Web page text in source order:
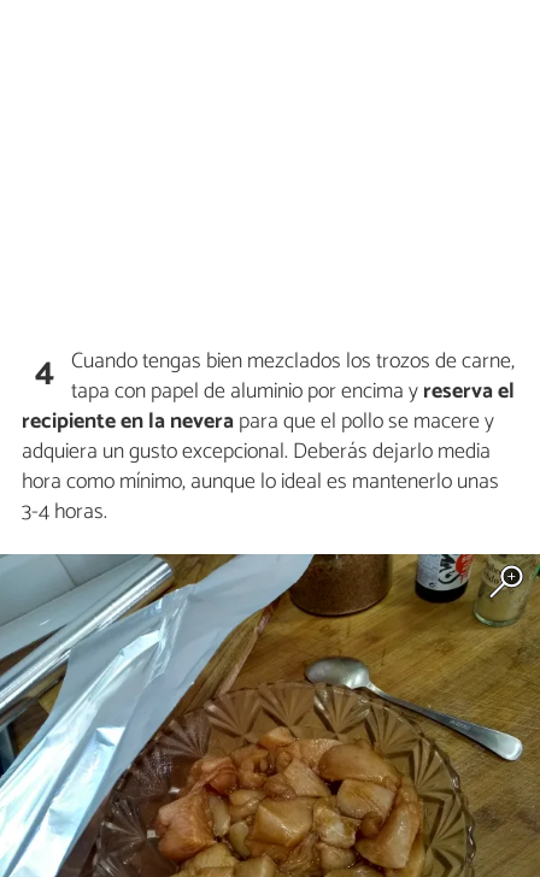
4 Cuando tengas bien mezclados los trozos de carne,
tapa con papel de aluminio por encima yreserva el
recipiente en la neverapara que el pollo se macere y
adquiera un gusto excepcional. Deberás dejarlo media
hora como mínimo, aunque lo ideal es mantenerlo unas
3-4 horas.